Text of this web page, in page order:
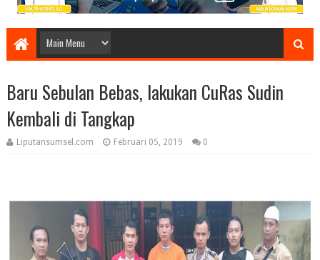
Baru Sebulan Bebas, lakukan CuRas Sudin
Kembali di Tangkap
Liputansumsel.com Februari 05, 2019 0